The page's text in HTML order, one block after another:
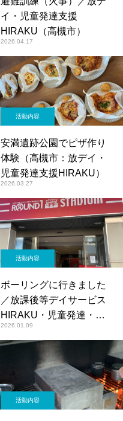
イ・児童発達支援
HIRAKU（高槻市）
2026.04.17
活動内容
安満遺跡公園でピザ作り
体験（高槻市：放デイ・
児童発達支援HIRAKU）
2026.03.27
活動内容
ボーリングに行きました
／放課後等デイサービス
HIRAKU・児童発達・高
槻市
2026.01.09
活動内容